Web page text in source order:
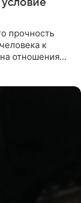
прочность
к
отношения